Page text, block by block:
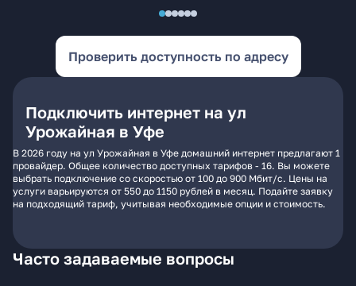
Проверить доступность по адресу
Подключить интернет на ул
Урожайная в Уфе
В 2026 году на ул Урожайная в Уфе домашний интернет предлагают 1
провайдер. Общее количество доступных тарифов - 16. Вы можете
выбрать подключение со скоростью от 100 до 900 Мбит/с. Цены на
услуги варьируются от 550 до 1150 рублей в месяц. Подайте заявку
на подходящий тариф, учитывая необходимые опции и стоимость.
Часто задаваемые вопросы